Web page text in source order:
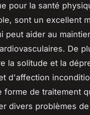
pour la santé
sont un excellent
peut aider au
De
la solitude et la
d'affection
forme de traitement
divers problèmes